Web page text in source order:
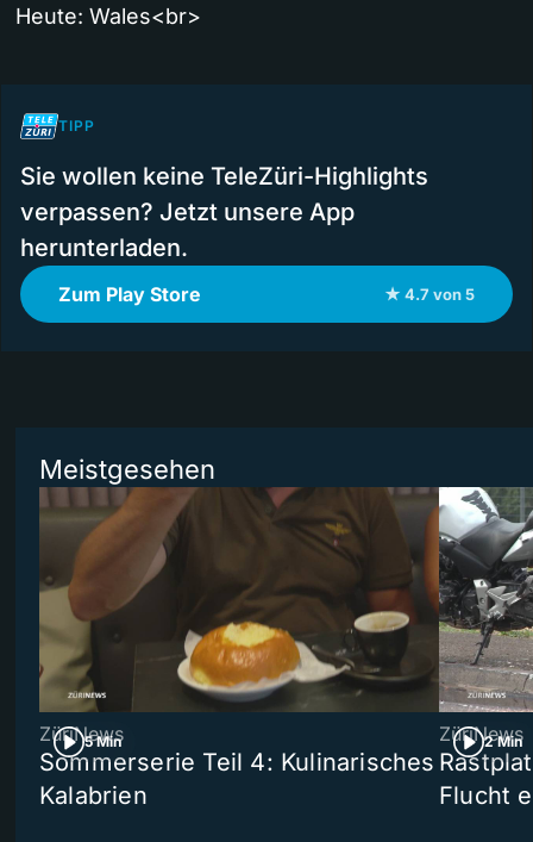
Heute: Wales<br>
TIPP
Sie wollen keine TeleZüri-Highlights
verpassen? Jetzt unsere App
herunterladen.
Zum Play Store ★ 4.7 von 5
Meistgesehen
5 Min
ZüriNews
Sommerserie Teil 4: Kulinarisches
Kalabrien
2 Min
ZüriNews
Flucht